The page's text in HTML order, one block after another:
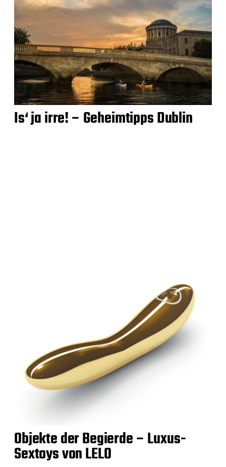
Is‘ ja irre! – Geheimtipps Dublin
Objekte der Begierde – Luxus-
Sextoys von LELO